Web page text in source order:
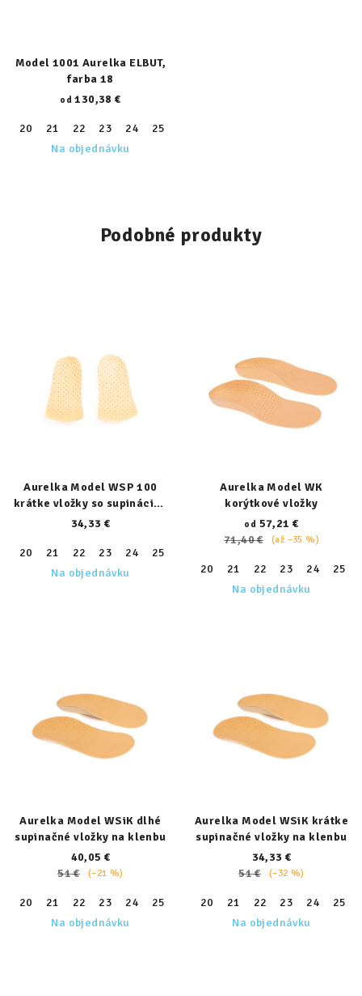
Model 1001 Aurelka ELBUT,
farba 18
od 130,38 €
20 21 22 23 24 25
Na objednávku
Podobné produkty
Aurelka Model WSP 100
krátke vložky so supináciou
päty
34,33 €
20 21 22 23 24 25
Na objednávku
Aurelka Model WK
korýtkové vložky
od 57,21 €
71,40 €
(až –35 %)
20 21 22 23 24 25
Na objednávku
Aurelka Model WSiK dlhé
supinačné vložky na klenbu
40,05 €
51 €
(–21 %)
20 21 22 23 24 25 27 28 29 30 31
32
Na objednávku
Aurelka Model WSiK krátke
supinačné vložky na klenbu
34,33 €
51 €
(–32 %)
20 21 22 23 24 25
Na objednávku